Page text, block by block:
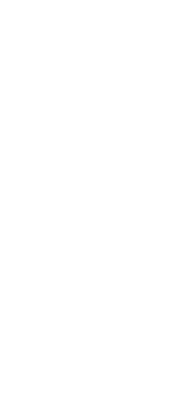
játszóház belsejében